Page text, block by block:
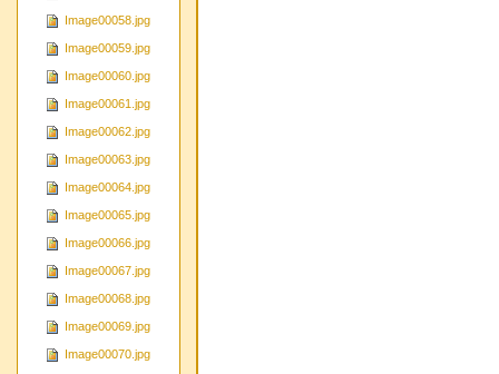
Image00058.jpg
Image00059.jpg
Image00060.jpg
Image00061.jpg
Image00062.jpg
Image00063.jpg
Image00064.jpg
Image00065.jpg
Image00066.jpg
Image00067.jpg
Image00068.jpg
Image00069.jpg
Image00070.jpg